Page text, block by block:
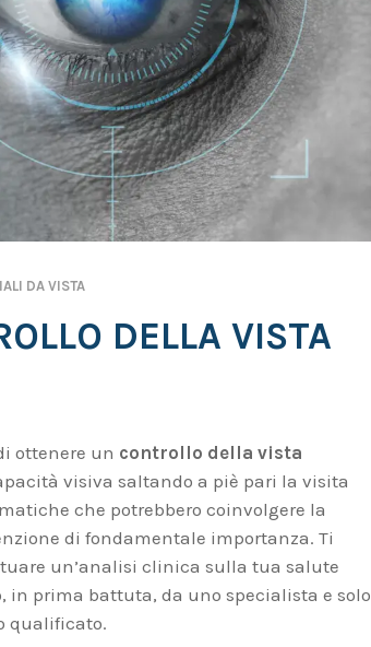
DA VISTA
DELLA VISTA
ottenere un controllo della vista
visiva saltando a piè pari la visita
che potrebbero coinvolgere la
di fondamentale importanza. Ti
un’analisi clinica sulla tua salute
in prima battuta, da uno specialista e solo
qualificato.